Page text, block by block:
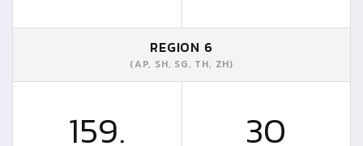
REGION 6
(AP, SH, SG, TH, ZH)
159. 30